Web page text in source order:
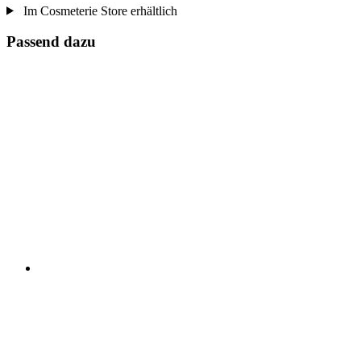
Im Cosmeterie Store erhältlich
Passend dazu